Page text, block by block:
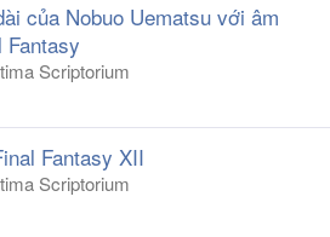
của Nobuo Uematsu với âm
Fantasy
Scriptorium
Fantasy XII
Scriptorium